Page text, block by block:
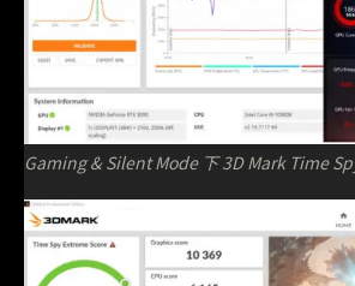
Gaming & Silent Mode 下 3D Mark Time